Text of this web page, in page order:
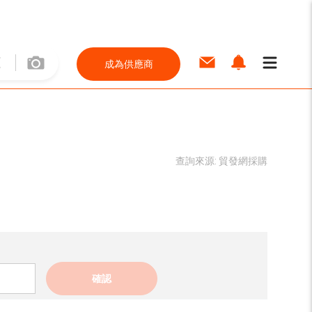
成為供應商
查詢來源: 貿發網採購
確認